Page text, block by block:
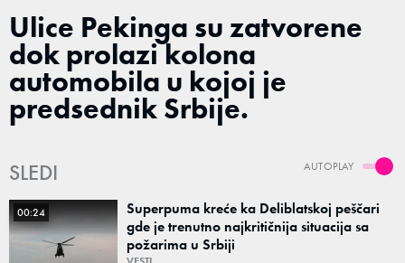
Ulice Pekinga su zatvorene
dok prolazi kolona
automobila u kojoj je
predsednik Srbije.
AUTOPLAY
SLEDI
00:24
Superpuma kreće ka Deliblatskoj peščari
gde je trenutno najkritičnija situacija sa
požarima u Srbiji